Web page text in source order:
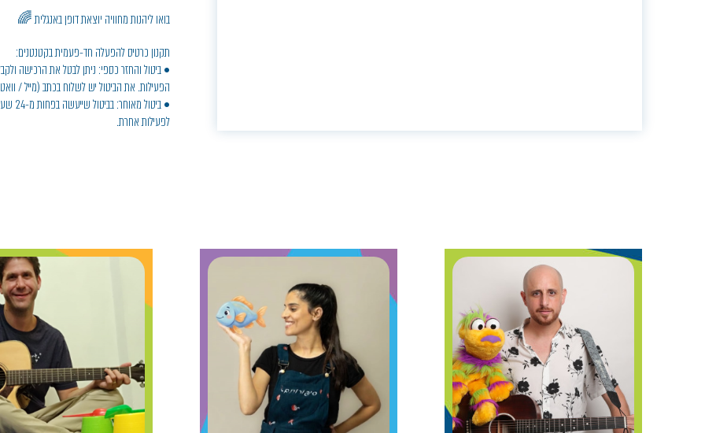
בואו ליהנות מחוויה יוצאת דופן באנגלית 🌈
תקנון כרטיס להפעלה חד-פעמית בקטנטנים:
הפעילות. את הביטול יש לשלוח בכתב (מייל /
•
לפעילות אחרת.